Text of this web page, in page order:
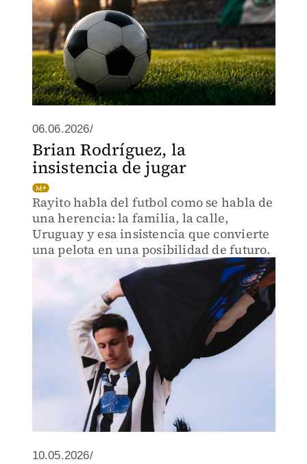
06.06.2026/
Brian Rodríguez, la
insistencia de jugar
Rayito habla del futbol como se habla de
una herencia: la familia, la calle,
Uruguay y esa insistencia que convierte
una pelota en una posibilidad de futuro.
10.05.2026/